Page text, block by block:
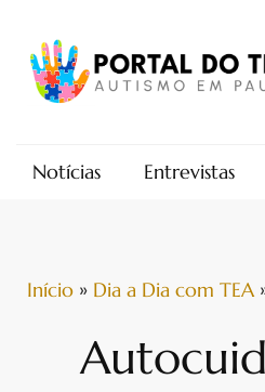
Notícias Entrevistas
Início » Dia a Dia com TEA